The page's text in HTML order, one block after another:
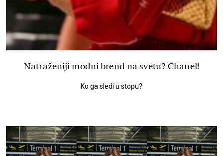
Natraženiji modni brend na svetu? Chanel!
Ko ga sledi u stopu?